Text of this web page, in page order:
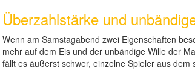
Überzahlstärke und
Wenn am Samstagabend zwei Eigenschaften
mehr auf dem Eis und der unbändige Wille der
fällt es äußerst schwer, einzelne Spieler aus